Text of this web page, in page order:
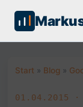
Start » Blog »
01.04.2015 ·